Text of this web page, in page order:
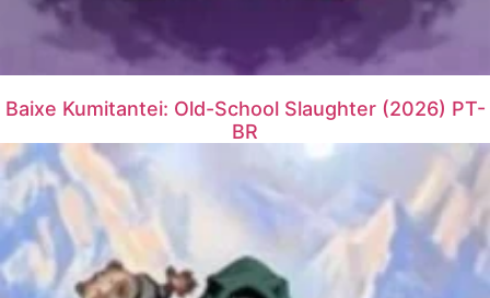
Baixe Kumitantei: Old-School Slaughter (2026) PT-
BR